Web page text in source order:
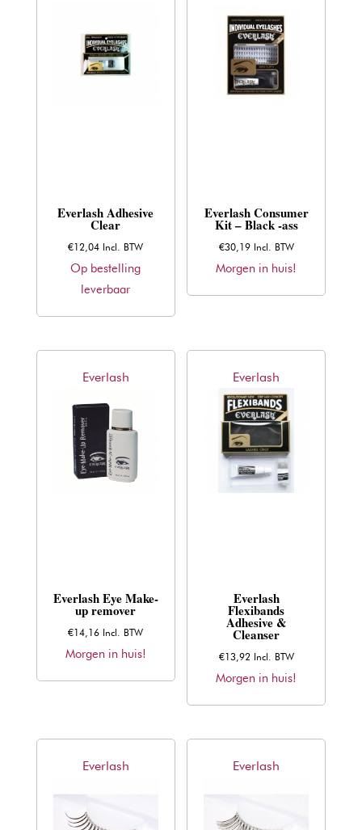
Everlash Adhesive
Clear
€12,04 Incl. BTW
Op bestelling
leverbaar
Everlash Consumer
Kit – Black -ass
€30,19 Incl. BTW
Morgen in huis!
Everlash
Everlash Eye Make-
up remover
€14,16 Incl. BTW
Morgen in huis!
Everlash
Everlash
Flexibands
Adhesive &
Cleanser
€13,92 Incl. BTW
Morgen in huis!
Everlash Everlash